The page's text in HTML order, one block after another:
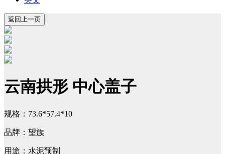
云南拱形 中心盖子
规格：73.6*57.4*10
品牌：望族
用途：水泥预制